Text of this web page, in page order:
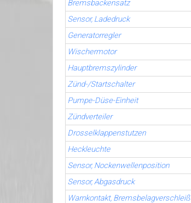
Bremsbackensatz
Sensor, Ladedruck
Generatorregler
Wischermotor
Hauptbremszylinder
Zünd-/Startschalter
Pumpe-Düse-Einheit
Zündverteiler
Drosselklappenstutzen
Heckleuchte
Sensor, Nockenwellenposition
Sensor, Abgasdruck
Warnkontakt, Bremsbelagverschleiß